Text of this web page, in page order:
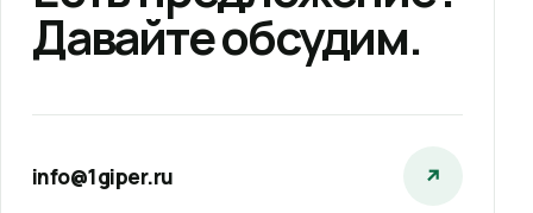
Давайте обсудим.
info@1giper.ru ↗